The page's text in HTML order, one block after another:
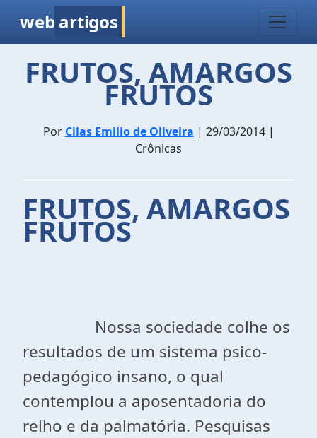
web artigos
FRUTOS, AMARGOS
FRUTOS
Por Cilas Emilio de Oliveira | 29/03/2014 |
Crônicas
FRUTOS, AMARGOS
FRUTOS
Nossa sociedade colhe os
resultados de um sistema psico-
pedagógico insano, o qual
contemplou a aposentadoria do
relho e da palmatória. Pesquisas